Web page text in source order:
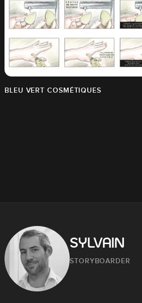
BLEU VERT COSMÉTIQUES
SYLVAIN
STORYBOARDER